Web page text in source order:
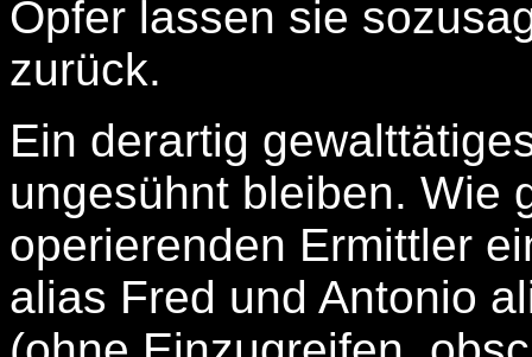
Opfer lassen sie
zurück.
Ein derartig
ungesühnt bleiben. Wie
operierenden Ermittler
alias Fred und Antonio